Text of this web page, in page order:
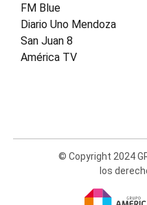
FM Blue
Diario Uno Mendoza
San Juan 8
América TV
© Copyright 2024
los